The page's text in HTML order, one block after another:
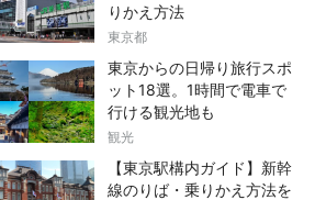
りかえ方法
東京都
東京からの日帰り旅行スポ
ット18選。1時間で電車で
行ける観光地も
観光
【東京駅構内ガイド】新幹
線のりば・乗りかえ方法を